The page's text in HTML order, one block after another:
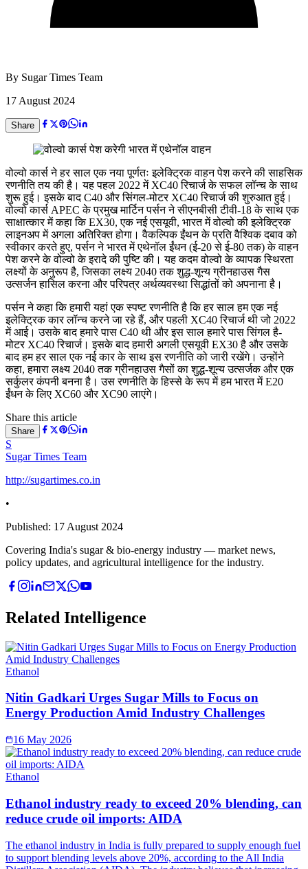
By Sugar Times Team
17 August 2024
Share
वोल्वो कार्स ने हर साल एक नया पूर्णतः इलेक्ट्रिक वाहन पेश करने की साहसिक
रणनीति तय की है। यह पहल 2022 में XC40 रिचार्ज के सफल लॉन्च के साथ
शुरू हुई। इसके बाद C40 और सिंगल-मोटर XC40 रिचार्ज की शुरुआत हुई।
वोल्वो कार्स APEC के प्रमुख मार्टिन पर्सन ने सीएनबीसी टीवी-18 के साथ एक
साक्षात्कार में कहा कि EX30, एक नई एसयूवी, भारत में वोल्वो की इलेक्ट्रिक
लाइनअप में अगला अतिरिक्त होगा। वैकल्पिक ईंथन के प्रति वैश्विक दबाव को
स्वीकार करते हुए, पर्सन ने भारत में एथेनॉल ईंधन (ई-20 से ई-80 तक) के वाहन
पेश करने के वोल्वो के इरादे की पुष्टि की। यह कदम वोल्वो के व्यापक स्थिरता
लक्ष्यों के अनुरूप है, जिसका लक्ष्य 2040 तक शुद्ध-शून्य ग्रीनहाउस गैस
उत्सर्जन हासिल करना और परिपत्र अर्थव्यवस्था सिद्धांतों को अपनाना है।
पर्सन ने कहा कि हमारी यहां एक स्पष्ट रणनीति है कि हर साल हम एक नई
इलेक्ट्रिक कार लॉन्च करने जा रहे हैं, और पहली XC40 रिचार्ज थी जो 2022
में आई। उसके बाद हमारे पास C40 थी और इस साल हमारे पास सिंगल है-
मोटर XC40 रिचार्ज। इसके बाद हमारी अगली एसयूवी EX30 है और उसके
बाद हम हर साल एक नई कार के साथ इस रणनीति को जारी रखेंगे। उन्होंने
कहा, हमारा लक्ष्य 2040 तक ग्रीनहाउस गैसों का शुद्ध-शून्य उत्सर्जक और एक
सर्कुलर कंपनी बनना है। उस रणनीति के हिस्से के रूप में हम भारत में E20
ईंधन के लिए XC60 और XC90 लाएंगे।
Share this article
Share
S
Sugar Times Team
http://sugartimes.co.in
•
Published: 17 August 2024
Covering India's sugar & bio-energy industry — market news,
policy updates, and agricultural intelligence for the industry.
Related Intelligence
Ethanol
Nitin Gadkari Urges Sugar Mills to Focus on
Energy Production Amid Industry Challenges
16 May 2026
Ethanol
Ethanol industry ready to exceed 20% blending, can
reduce crude oil imports: AIDA
The ethanol industry in India is fully prepared to supply enough fuel
to support blending levels above 20%, according to the All India